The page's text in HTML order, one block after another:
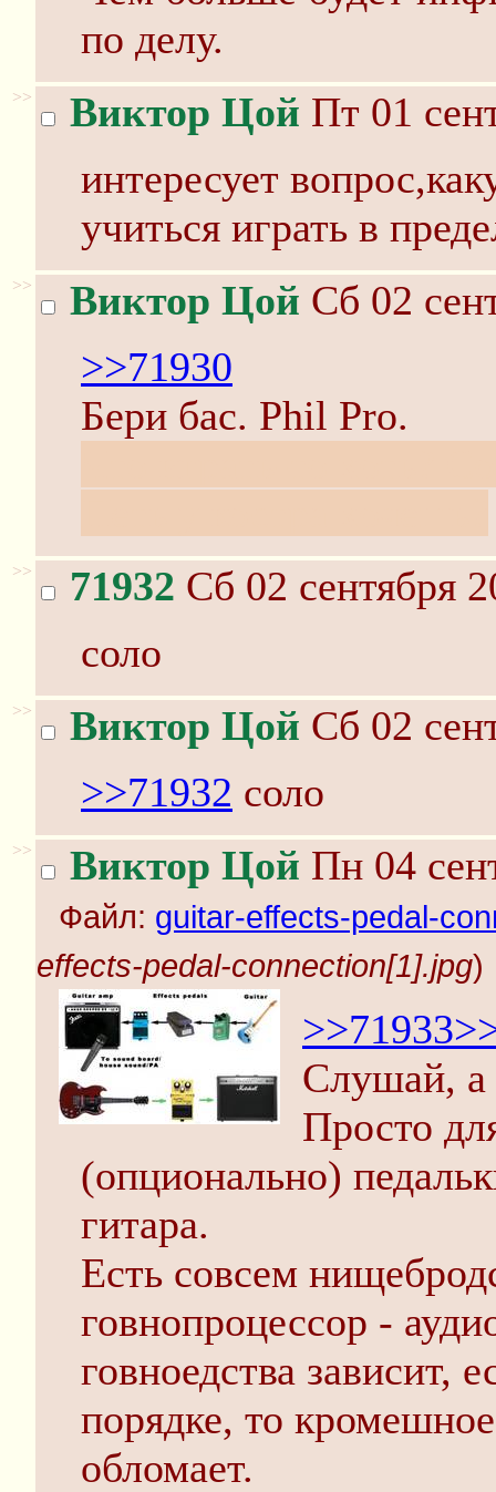
по делу.
>> Виктор Цой Пт 01
интересует
учиться играть в
>> Виктор Цой Сб 02
>>71930
Бери бас. Phil Pro.
>> 71932 Сб 02 сентября
соло
>> Виктор Цой Сб 02
>>71932 соло
>> Виктор Цой Пн 04
Файл: guitar-effects-pedal-
effects-pedal-connection[1].jpg)
>>71933
Слушай, а
Просто
(опционально)
гитара.
Есть совсем
говнопроцессор -
говноедства зависит,
порядке, то
обломает.